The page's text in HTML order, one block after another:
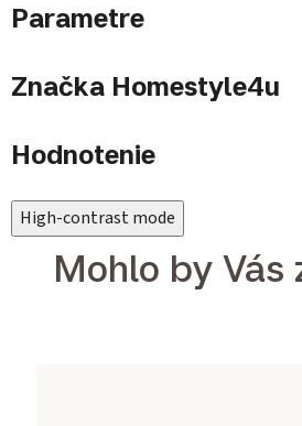
Parametre
Značka Homestyle4u
Hodnotenie
High-contrast mode
Mohlo by Vás